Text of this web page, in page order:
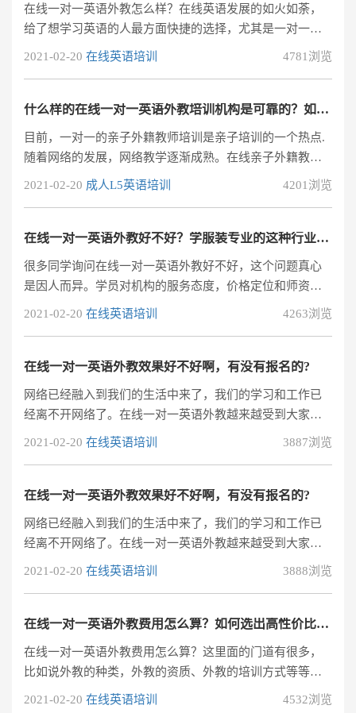
在线一对一英语外教怎么样？在线英语发展的如火如荼，
给了想学习英语的人最方面快捷的选择，尤其是一对一英
语外教培训，现在成为了我们主流的培训方式。对于很多
的知识，非常的方便，让学员和家长都不用那么劳累，所
2021-02-20 在线英语培训 4781浏览
什么样的在线一对一英语外教培训机构是可靠的？如何培养学员的英语？
目前，一对一的亲子外籍教师培训是亲子培训的一个热点.
随着网络的发展，网络教学逐渐成熟。在线亲子外籍教师
的一对一教学模
2021-02-20 成人L5英语培训 4201浏览
在线一对一英语外教好不好？学服装专业的这种行业英语培训选外教好吗？
很多同学询问在线一对一英语外教好不好，这个问题真心
是因人而异。学员对机构的服务态度，价格定位和师资安
排都有着自己的考量标准。所以如果打算是进行在线一对
在线一对一英语外教好不好？一对一英语外教的教学效果
2021-02-20 在线英语培训 4263浏览
在线一对一英语外教效果好不好啊，有没有报名的?
网络已经融入到我们的生活中来了，我们的学习和工作已
经离不开网络了。在线一对一英语外教越来越受到大家的
欢迎，很多人都想知道在线一对一英语外教到底好不好。
的学习方式。
2021-02-20 在线英语培训 3887浏览
在线一对一英语外教效果好不好啊，有没有报名的?
网络已经融入到我们的生活中来了，我们的学习和工作已
经离不开网络了。在线一对一英语外教越来越受到大家的
欢迎，很多人都想知道在线一对一英语外教到底好不好。
的学习方式。
2021-02-20 在线英语培训 3888浏览
在线一对一英语外教费用怎么算？如何选出高性价比的外教课程？
在线一对一英语外教费用怎么算？这里面的门道有很多，
比如说外教的种类，外教的资质、外教的培训方式等等。
作为一个内行人，小编就来跟你们讲讲在线一对一英语外
2021-02-20 在线英语培训 4532浏览